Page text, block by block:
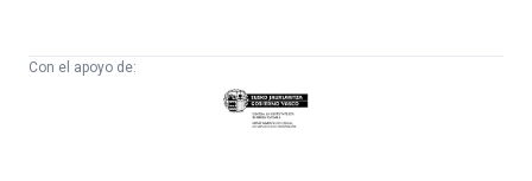
Con el apoyo de:
Eusko
Jaurlaritza